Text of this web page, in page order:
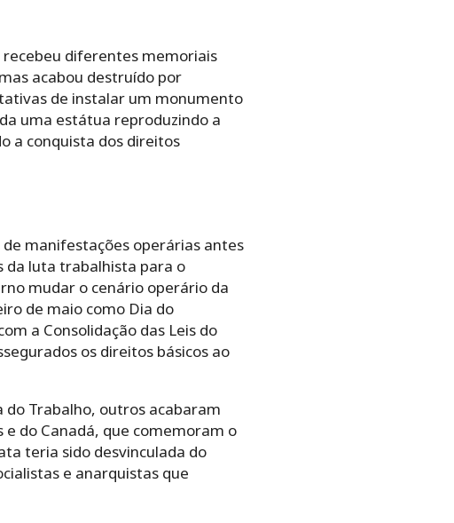
diferentes memoriais
acabou destruído por
de instalar um monumento
uma estátua reproduzindo a
a conquista dos direitos
manifestações operárias antes
da luta trabalhista para o
mudar o cenário operário da
de maio como Dia do
a Consolidação das Leis do
os direitos básicos ao
do Trabalho, outros acabaram
do Canadá, que comemoram o
teria sido desvinculada do
e anarquistas que